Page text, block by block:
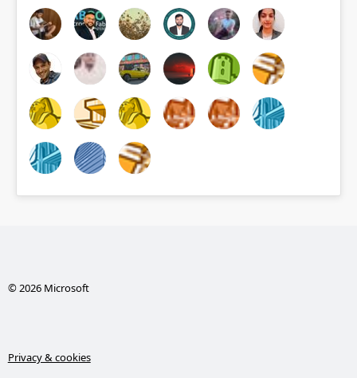
© 2026 Microsoft
Privacy & cookies